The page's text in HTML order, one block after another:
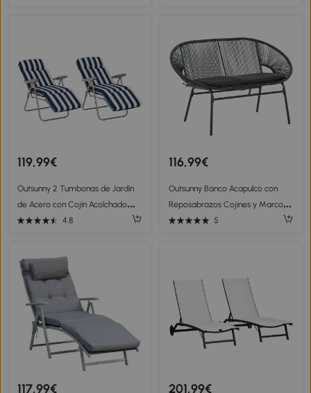
119,99€
Outsunny 2 Tumbonas de Jardín
de Acero con Cojín Acolchado
Respaldo Ajustable y Reposapiés
4.8
116,99€
Outsunny Banco Acapulco con
Reposabrazos Cojines y Marco
de Acero Carga 260 kg para
5
117,99€ 201,99€